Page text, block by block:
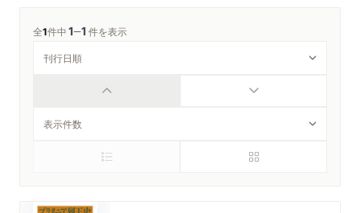
全1件中1─1件を表示